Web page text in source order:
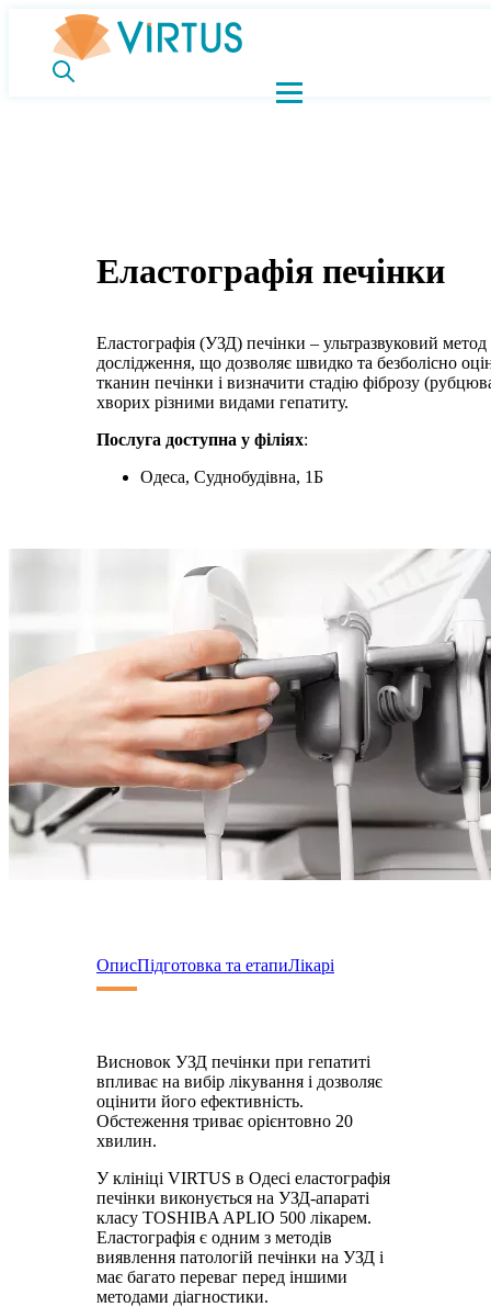
Еластографія печінки
Еластографія (УЗД) печінки – ультразвуковий метод
дослідження, що дозволяє швидко та безболісно
тканин печінки і визначити стадію фіброзу
хворих різними видами гепатиту.
Послуга доступна у філіях:
Одеса, Суднобудівна, 1Б
ОписПідготовка та етапиЛікарі
Висновок УЗД печінки при гепатиті
впливає на вибір лікування і дозволяє
оцінити його ефективність.
Обстеження триває орієнтовно 20
хвилин.
У клініці VIRTUS в Одесі еластографія
печінки виконується на УЗД-апараті
класу TOSHIBA APLIO 500 лікарем.
Еластографія є одним з методів
виявлення патологій печінки на УЗД і
має багато переваг перед іншими
методами діагностики.